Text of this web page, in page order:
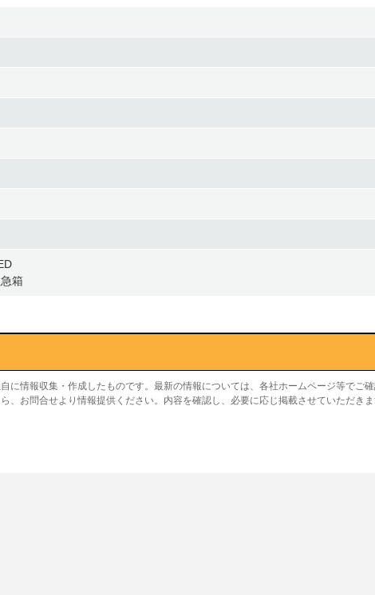
急箱
に情報収集・作成したものです。最新の情報については、各社ホームページ等でご確
、お問合せより情報提供ください。内容を確認し、必要に応じ掲載させていただきま